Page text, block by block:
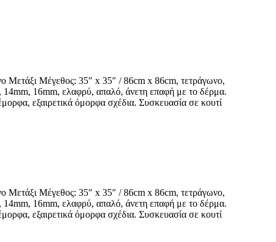
Μετάξι Μέγεθος: 35″ x 35″ / 86cm x 86cm, τετράγωνο,
14mm, 16mm, ελαφρύ, απαλό, άνετη επαφή με το δέρμα.
εξαιρετικά όμορφα σχέδια. Συσκευασία σε κουτί
Μετάξι Μέγεθος: 35″ x 35″ / 86cm x 86cm, τετράγωνο,
14mm, 16mm, ελαφρύ, απαλό, άνετη επαφή με το δέρμα.
εξαιρετικά όμορφα σχέδια. Συσκευασία σε κουτί